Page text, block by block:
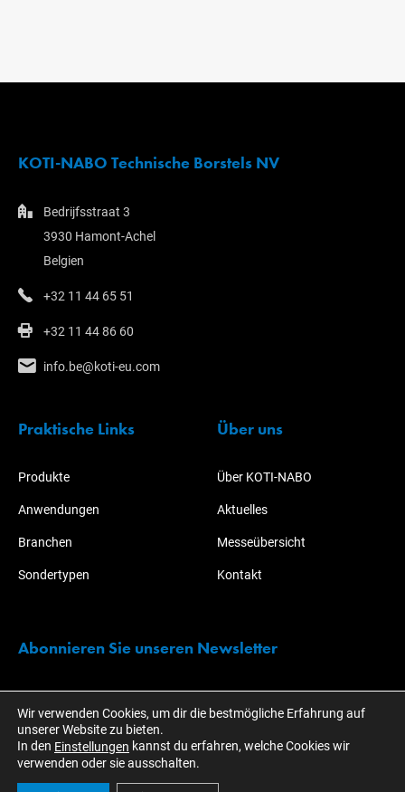
KOTI-NABO Technische Borstels NV
Bedrijfsstraat 3
3930 Hamont-Achel
Belgien
+32 11 44 65 51
+32 11 44 86 60
info.be@koti-eu.com
Praktische Links
Produkte
Anwendungen
Branchen
Sondertypen
Über uns
Über KOTI-NABO
Aktuelles
Messeübersicht
Kontakt
Abonnieren Sie unseren Newsletter
KOTI informiert!
Wir verwenden Cookies, um dir die bestmögliche Erfahrung auf
unserer Website zu bieten.
In den Einstellungen kannst du erfahren, welche Cookies wir
verwenden oder sie ausschalten.